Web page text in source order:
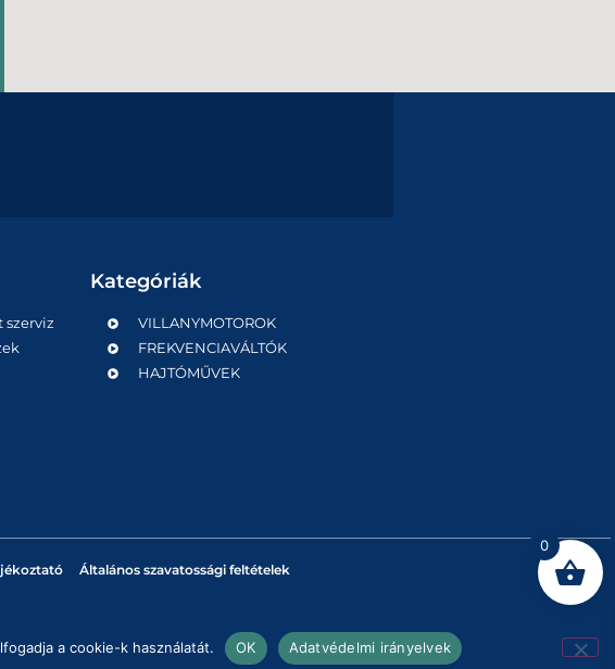
szerviz
Kategóriák
VILLANYMOTOROK
FREKVENCIAVÁLTÓK
HAJTÓMŰVEK
Általános szavatossági feltételek
0
a cookie-k használatát. OK Adatvédelmi irányelvek